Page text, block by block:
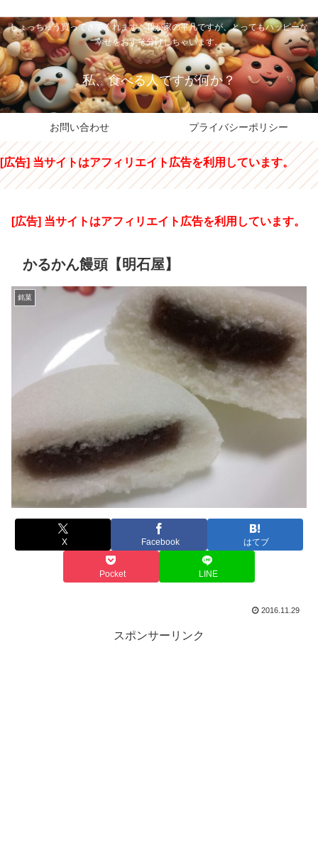
しょっちゅう買ってきてくれます。我が家の平凡ですが、とってもハッピーな
幸せをおすそ分けしちゃいます。
私、食べる人ですが何か？
お問い合わせ プライバシーポリシー
[広告] 当サイトはアフィリエイト広告を利用しています。
[広告] 当サイトはアフィリエイト広告を利用しています。
かるかん饅頭【明石屋】
銘菓
X Facebook はてブ
Pocket LINE
2016.11.29
スポンサーリンク